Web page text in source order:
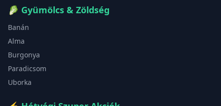
🥬 Gyümölcs & Zöldség
Banán
Alma
Burgonya
Paradicsom
Uborka